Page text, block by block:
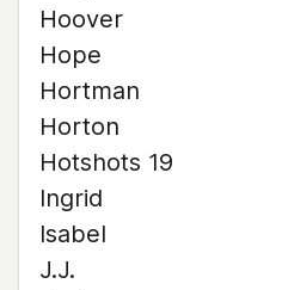
Hoover
Hope
Hortman
Horton
Hotshots 19
Ingrid
Isabel
J.J.